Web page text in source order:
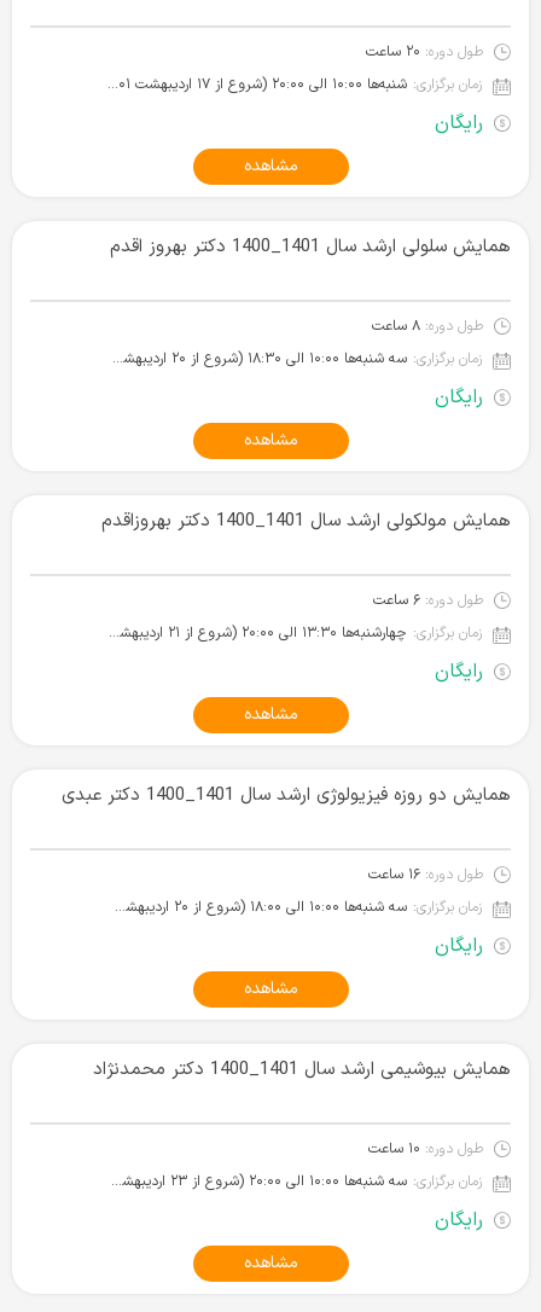
طول دوره: ۲۰ ساعت
زمان برگزاری:
شنبه‌ها ۱۰:۰۰ الی ۲۰:۰۰ (شروع از ۱۷ اردیبهشت ۱۴۰۱)
رایگان
مشاهده
همایش سلولی ارشد سال 1401_1400 دکتر بهروز اقدم
طول دوره: ۸ ساعت
زمان برگزاری:
سه شنبه‌ها ۱۰:۰۰ الی ۱۸:۳۰ (شروع از ۲۰ اردیبهشت ۱۴۰۱)
رایگان
مشاهده
همایش مولکولی ارشد سال 1401_1400 دکتر بهروزاقدم
طول دوره: ۶ ساعت
زمان برگزاری:
چهارشنبه‌ها ۱۳:۳۰ الی ۲۰:۰۰ (شروع از ۲۱ اردیبهشت ۱۴۰۱)
رایگان
مشاهده
همایش دو روزه فیزیولوژی ارشد سال 1401_1400 دکتر عبدی
طول دوره: ۱۶ ساعت
زمان برگزاری:
سه شنبه‌ها ۱۰:۰۰ الی ۱۸:۰۰ (شروع از ۲۰ اردیبهشت ۱۴۰۱)
رایگان
مشاهده
همایش بیوشیمی ارشد سال 1401_1400 دکتر محمدنژاد
طول دوره: ۱۰ ساعت
زمان برگزاری:
سه شنبه‌ها ۱۰:۰۰ الی ۲۰:۰۰ (شروع از ۲۳ اردیبهشت ۱۴۰۱)
رایگان
مشاهده